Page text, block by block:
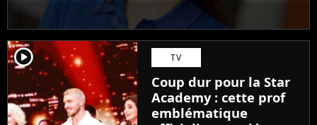
player2 TV
Coup dur pour la Star
Academy : cette prof
emblématique